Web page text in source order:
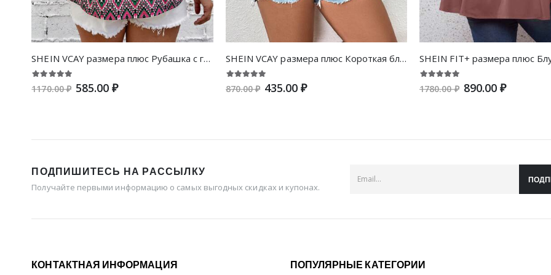
SHEIN VCAY размера плюс Рубашка с геометрическим принтом на пуговицах
1170.00 ₽ 585.00 ₽
SHEIN VCAY размера плюс Короткая блуза с цветочным принтом с открытой спиной и узлом с пышным рукавом
870.00 ₽ 435.00 ₽ 1780.00 ₽ 890.00 ₽
ПОДПИШИТЕСЬ НА РАССЫЛКУ
Получайте первыми информацию о самых выгодных скидках и купонах.
КОНТАКТНАЯ ИНФОРМАЦИЯ ПОПУЛЯРНЫЕ КАТЕГОРИИ